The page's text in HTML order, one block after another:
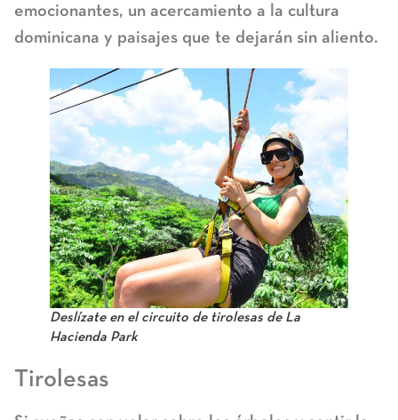
emocionantes, un acercamiento a la cultura
dominicana y paisajes que te dejarán sin aliento.
Deslízate en el circuito de tirolesas de La
Hacienda Park
Tirolesas